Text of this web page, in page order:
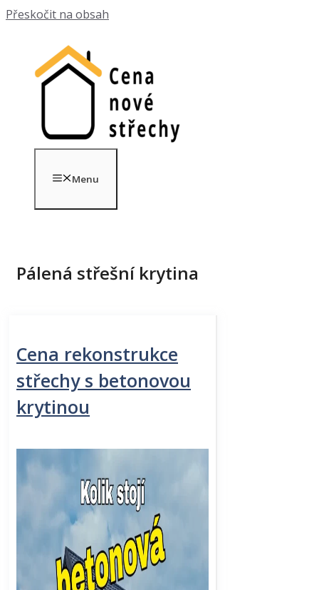
Přeskočit na obsah
Menu
Pálená střešní krytina
Cena rekonstrukce
střechy s betonovou
krytinou